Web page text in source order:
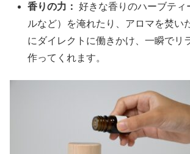
香りの力： 好きな香りのハーブティ
ルなど）を淹れたり、アロマを焚い
にダイレクトに働きかけ、一瞬でリ
作ってくれます。